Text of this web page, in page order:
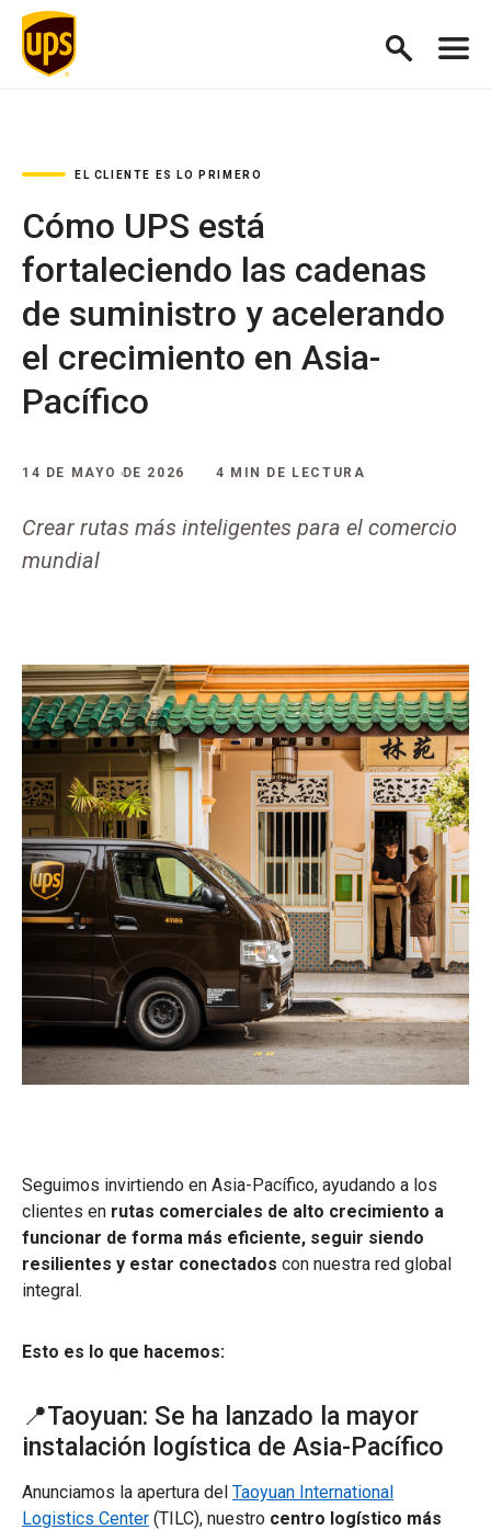
EL CLIENTE ES LO PRIMERO
Cómo UPS está
fortaleciendo las cadenas
de suministro y acelerando
el crecimiento en Asia-
Pacífico
14 DE MAYO DE 2026 4 MIN DE LECTURA
Crear rutas más inteligentes para el comercio
mundial
Seguimos invirtiendo en Asia-Pacífico, ayudando a los
clientes en rutas comerciales de alto crecimiento a
funcionar de forma más eficiente, seguir siendo
resilientes y estar conectados con nuestra red global
integral.
Esto es lo que hacemos:
📍Taoyuan: Se ha lanzado la mayor
instalación logística de Asia-Pacífico
Anunciamos la apertura del Taoyuan International
Logistics Center (TILC), nuestro centro logístico más